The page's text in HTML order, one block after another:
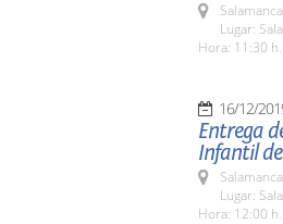
Lugar:
Hora: 11:30 h.
16/12/
Entrega
Infantil
Lugar:
Hora: 12:00 h.